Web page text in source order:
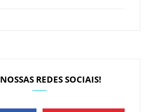
REDES SOCIAIS!